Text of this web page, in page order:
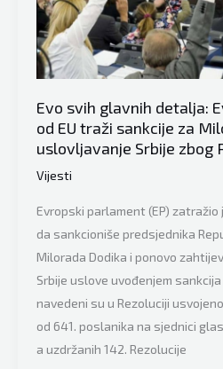
“Za
sankcije
Dodiku
je
pravi
trenutak”
Evo svih glavnih detalja:
od EU traži sankcije za
uslovljavanje Srbije zbog
Vijesti
Evropski parlament (EP) zatražio
da sankcioniše predsjednika
Milorada Dodika i ponovo
Srbije uslove uvođenjem sankcija
navedeni su u Rezoluciji
od 641. poslanika na sjednici
a uzdržanih 142. Rezolucije